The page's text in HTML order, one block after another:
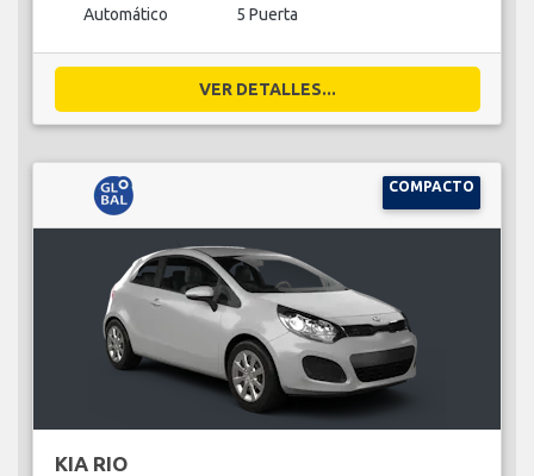
Automático 5 Puerta
VER DETALLES...
COMPACTO
KIA RIO